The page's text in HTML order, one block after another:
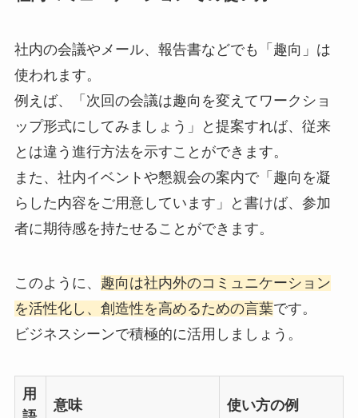
社内の会議やメール、報告書などでも「趣向」は
使われます。
例えば、「次回の会議は趣向を変えてワークショ
ップ形式にしてみましょう」と提案すれば、従来
とは違う進行方法を示すことができます。
また、社内イベントや懇親会の案内で「趣向を凝
らした内容をご用意しています」と書けば、参加
者に期待感を持たせることができます。
このように、 趣向は社内外のコミュニケーション
を活性化し、創造性を高めるための言葉です。
ビジネスシーンで積極的に活用しましょう。
用
意味 使い方の例